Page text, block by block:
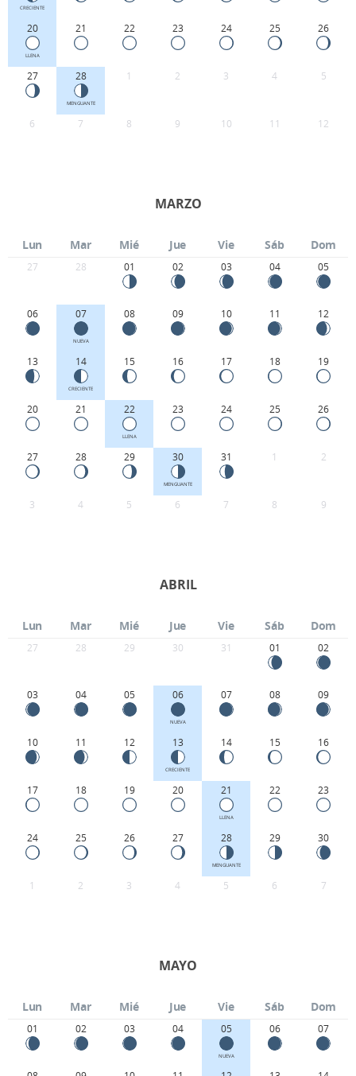
CRECIENTE
20
LLENA
21 22 23 24 25 26
27 28
MENGUANTE
1 2 3 4 5
6 7 8 9 10 11 12
MARZO
Lun Mar Mié Jue Vie Sáb Dom
27 28 01 02 03 04 05
06 07
NUEVA
08 09 10 11 12
13 14
CRECIENTE
15 16 17 18 19
20 21 22
LLENA
23 24 25 26
27 28 29 30
MENGUANTE
31 1 2
3 4 5 6 7 8 9
ABRIL
Lun Mar Mié Jue Vie Sáb Dom
27 28 29 30 31 01 02
03 04 05 06
NUEVA
07 08 09
10 11 12 13
CRECIENTE
14 15 16
17 18 19 20 21
LLENA
22 23
24 25 26 27 28
MENGUANTE
29 30
1 2 3 4 5 6 7
MAYO
Lun Mar Mié Jue Vie Sáb Dom
01 02 03 04 05
NUEVA
06 07